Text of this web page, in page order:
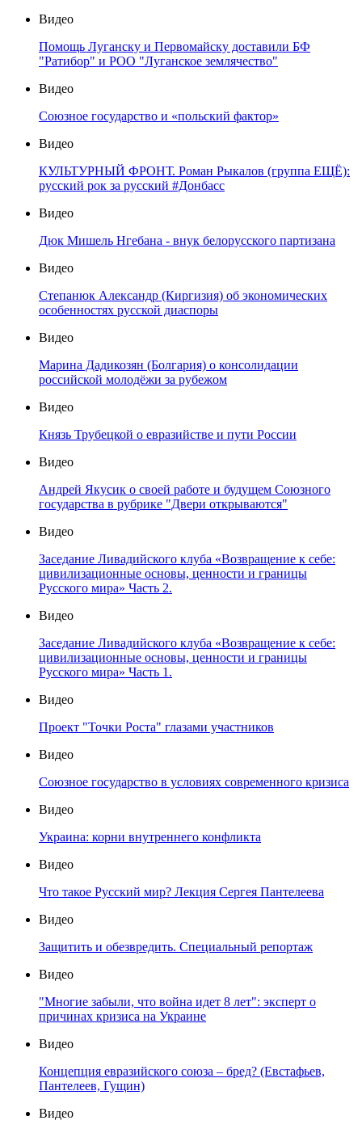
Видео
Помощь Луганску и Первомайску доставили БФ
"Ратибор" и РОО "Луганское землячество"
Видео
Союзное государство и «польский фактор»
Видео
КУЛЬТУРНЫЙ ФРОНТ. Роман Рыкалов (группа ЕЩЁ):
русский рок за русский #Донбасс
Видео
Дюк Мишель Нгебана - внук белорусского партизана
Видео
Степанюк Александр (Киргизия) об экономических
особенностях русской диаспоры
Видео
Марина Дадикозян (Болгария) о консолидации
российской молодёжи за рубежом
Видео
Князь Трубецкой о евразийстве и пути России
Видео
Андрей Якусик о своей работе и будущем Союзного
государства в рубрике "Двери открываются"
Видео
Заседание Ливадийского клуба «Возвращение к себе:
цивилизационные основы, ценности и границы
Русского мира» Часть 2.
Видео
Заседание Ливадийского клуба «Возвращение к себе:
цивилизационные основы, ценности и границы
Русского мира» Часть 1.
Видео
Проект "Точки Роста" глазами участников
Видео
Союзное государство в условиях современного кризиса
Видео
Украина: корни внутреннего конфликта
Видео
Что такое Русский мир? Лекция Сергея Пантелеева
Видео
Защитить и обезвредить. Специальный репортаж
Видео
"Многие забыли, что война идет 8 лет": эксперт о
причинах кризиса на Украине
Видео
Концепция евразийского союза – бред? (Евстафьев,
Пантелеев, Гущин)
Видео